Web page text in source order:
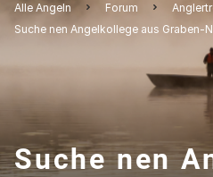
Alle Angeln Forum
Suche nen Angelkollege aus Graben-
Suche nen